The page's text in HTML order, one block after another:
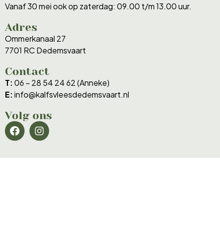
Vanaf 30 mei ook op zaterdag: 09.00 t/m 13.00 uur.
Adres
Ommerkanaal 27
7701 RC Dedemsvaart
Contact
T:06 – 28 54 24 62 (Anneke)
E:info@kalfsvleesdedemsvaart.nl
Volg ons